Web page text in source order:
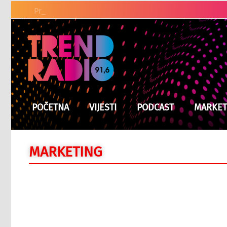
Prvi put u sedam godina
POČETNA VIJESTI PODCAST
MARKETING